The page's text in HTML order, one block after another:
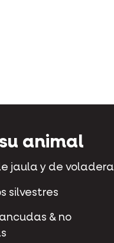
animal
de jaula y de voladera
silvestres
& no